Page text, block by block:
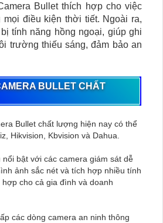
Bullet thích hợp cho việc
mọi điều kiện thời tiết. Ngoài ra,
tính năng hồng ngoại, giúp ghi
trường thiếu sáng, đảm bảo an
BULLET CHẤT
Bullet chất lượng hiện nay có thể
Hikvision, Kbvision và Dahua.
bật với các camera giám sát dễ
ảnh sắc nét và tích hợp nhiều tính
cho cả gia đình và doanh
các dòng camera an ninh thông